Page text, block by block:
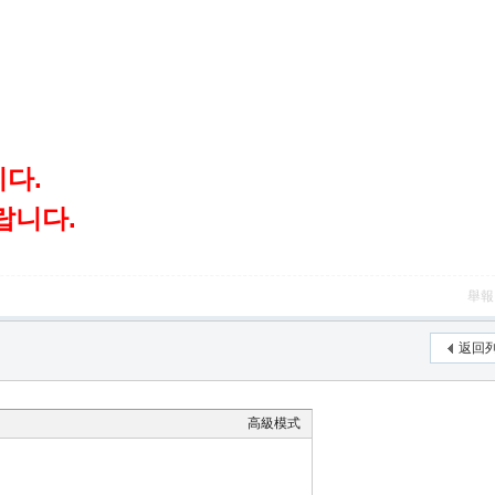
다.
니다.
舉報
返回
高級模式